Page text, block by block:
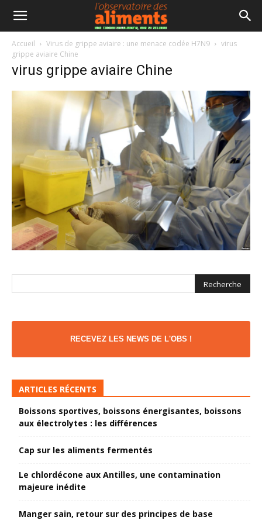
Accueil Virus de grippe aviaire : une menace codée H7N9
virus
grippe aviaire Chine
virus grippe aviaire Chine
RECEVEZ LES NEWS DE L'OBS !
ARTICLES RÉCENTS
Boissons sportives, boissons énergisantes, boissons
aux électrolytes : les différences
Cap sur les aliments fermentés
Le chlordécone aux Antilles, une contamination
majeure inédite
Manger sain, retour sur des principes de base